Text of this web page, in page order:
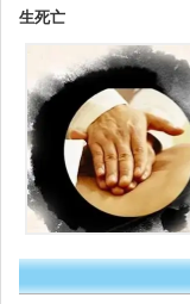
生死亡